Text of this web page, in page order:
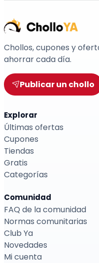
Chollos, cupones y
ahorrar cada día.
Publicar un chollo
Explorar
Últimas ofertas
Cupones
Tiendas
Gratis
Categorías
Comunidad
FAQ de la comunidad
Normas comunitarias
Club Ya
Novedades
Mi cuenta